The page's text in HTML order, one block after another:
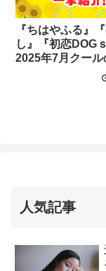
『ちはやふる』
し』『初恋DOG
2025年7月クール
マに出演の若手俳
人気記事